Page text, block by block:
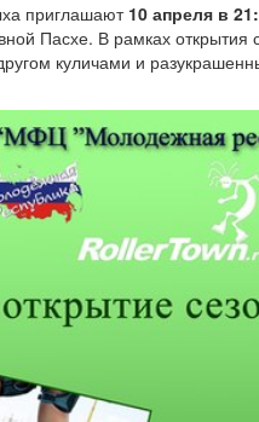
приглашают 10 апреля в
Пасхе. В рамках
куличами и